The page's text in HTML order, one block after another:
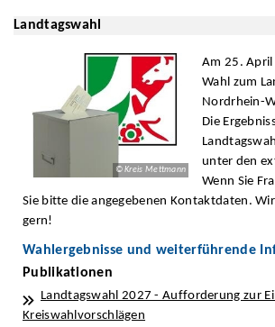
Landtagswahl
© Kreis Mettmann
Am 25.
Wahl zum
Nordrhein-
Die
unter den
Wenn Sie
Sie bitte die angegebenen Kontaktdaten.
gern!
Wahlergebnisse und weiterführende
Publikationen
Landtagswahl 2027 - Aufforderung zur
Kreiswahlvorschlägen